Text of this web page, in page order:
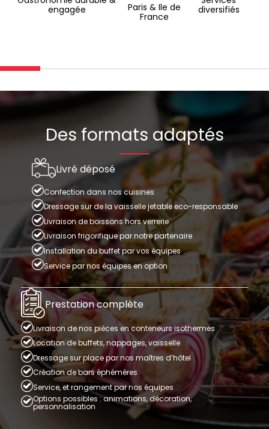
engagée
Paris & Ile de
France
diversifiés
Des formats adaptés
Livré déposé
Confection dans nos cuisines
Dressage sur de la vaisselle jetable eco-responsable
Livraison de boissons hors verrerie
Livraison frigorifique par notre partenaire
Installation du buffet par vos équipes
Service par nos équipes en option
Prestation complète
Livraison de nos pièces en conteneurs isothermes
Location de buffets, nappages, vaisselle
Dressage sur place par nos maîtres d’hôtel
Création de bars éphémères
Service, et rangement par nos équipes
Options possibles : animations, décoration,
personnalisation